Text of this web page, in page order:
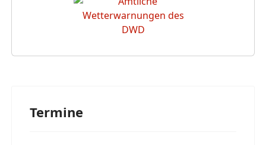
Termine